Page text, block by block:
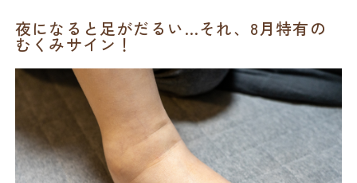
夜になると足がだるい…それ、8月特有の
むくみサイン！